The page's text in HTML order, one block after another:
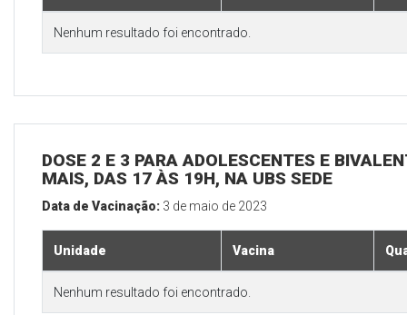
Nenhum resultado foi encontrado.
DOSE 2 E 3 PARA ADOLESCENTES E
MAIS, DAS 17 ÀS 19H, NA UBS SEDE
Data de Vacinação: 3 de maio de 2023
Unidade Vacina
Nenhum resultado foi encontrado.